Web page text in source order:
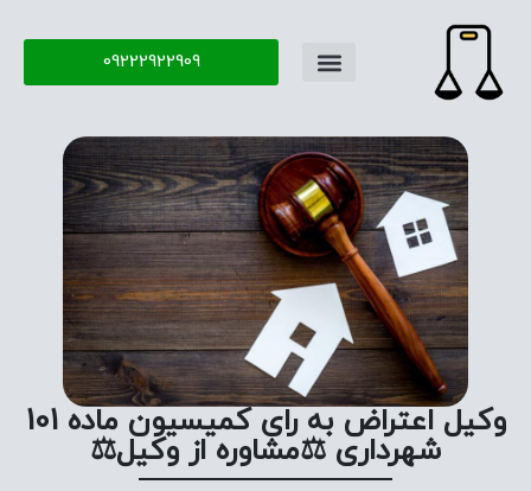
09222922909
وکیل اعتراض به رای کمیسیون ماده 101
شهرداری ⚖️مشاوره از وکیل⚖️